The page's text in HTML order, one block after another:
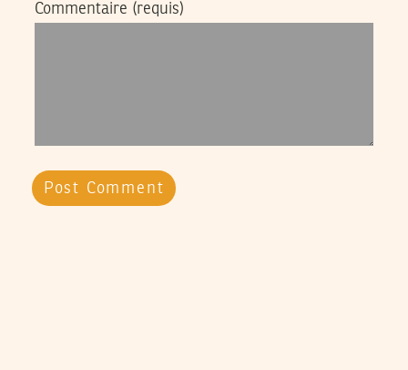
Commentaire (requis)